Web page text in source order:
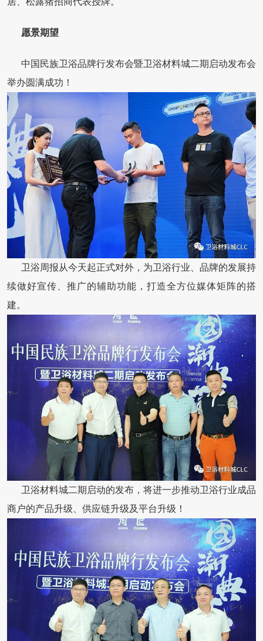
愿景期望
中国民族卫浴品牌行发布会暨卫浴材料城二期启动发布会
举办圆满成功！
卫浴周报从今天起正式对外，为卫浴行业、品牌的发展持
续做好宣传、推广的辅助功能，打造全方位媒体矩阵的搭
建。
卫浴材料城二期启动的发布，将进一步推动卫浴行业成品
商户的产品升级、供应链升级及平台升级！